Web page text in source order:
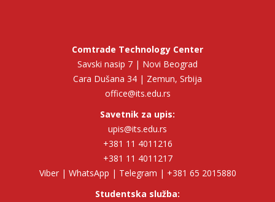
Comtrade Technology Center
Savski nasip 7 | Novi Beograd
Cara Dušana 34 | Zemun, Srbija
office@its.edu.rs
Savetnik za upis:
upis@its.edu.rs
+381 11 4011216
+381 11 4011217
Viber | WhatsApp | Telegram | +381 65 2015880
Studentska služba: